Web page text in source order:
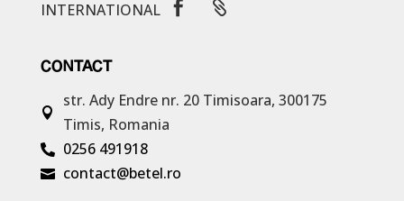
INTERNATIONAL  
CONTACT

str. Ady Endre nr. 20 Timisoara, 300175
Timis, Romania
 0256 491918
 contact@betel.ro